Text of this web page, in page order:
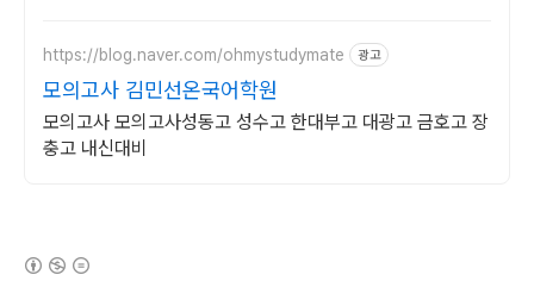
https://blog.naver.com/ohmystudymate 광고
모의고사 김민선온국어학원
모의고사 모의고사성동고 성수고 한대부고 대광고 금호고 장
충고 내신대비